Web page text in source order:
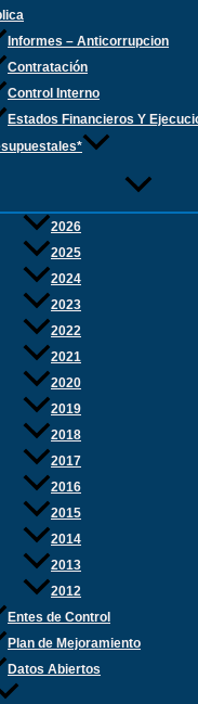
Informes – Anticorrupcion
Contratación
Control Interno
Estados Financieros Y
2026
2025
2024
2023
2022
2021
2020
2019
2018
2017
2016
2015
2014
2013
2012
Entes de Control
Plan de Mejoramiento
Datos Abiertos